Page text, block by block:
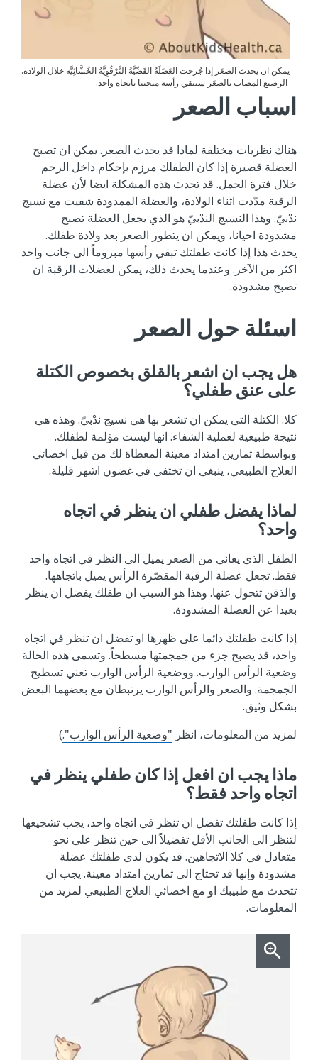
يمكن ان يحدث الصعَر إذا جُرحت العَضَلَةُ القَصِّيَّةُ التَّرْقُوِيَّةُ الخُشَّائِيَّة خلال الولادة.
الرضيع المصاب بالصعَر سيبقي رأسه منحنيا باتجاه واحد.
اسباب الصعر
هناك نظريات مختلفة لماذا قد يحدث الصعر. يمكن ان تصبح
العضلة قصيرة إذا كان الطفلك مرزم بإحكام داخل الرحم
خلال فترة الحمل. قد تحدث هذه المشكلة ايضا لأن عضلة
الرقبة مدّدت اثناء الولادة، والعضلة الممدودة شفيت مع نسيج
ندْبيّ. وهذا النسيج الندْبيّ هو الذي يجعل العضلة تصبح
مشدودة احيانا، ويمكن ان يتطور الصعر بعد ولادة طفلك.
يحدث هذا إذا كانت طفلتك تبقي رأسها مبروماً الى جانب واحد
اكثر من الآخر. وعندما يحدث ذلك، يمكن لعضلات الرقبة ان
تصبح مشدودة.
اسئلة حول الصعر
هل يجب ان اشعر بالقلق بخصوص الكتلة
على عنق طفلي؟
كلا. الكتلة التي يمكن ان تشعر بها هي نسيج ندْبيّ. وهذه هي
نتيجة طبيعية لعملية الشفاء. انها ليست مؤلمة لطفلك.
وبواسطة تمارين امتداد معينة المعطاة لك من قبل اخصائي
العلاج الطبيعي، ينبغي ان تختفي في غضون اشهر قليلة.
لماذا يفضل طفلي ان ينظر في اتجاه
واحد؟
الطفل الذي يعاني من الصعر يميل الى النظر في اتجاه واحد
فقط. تجعل عضلة الرقبة المقصّرة الرأس يميل باتجاهها.
والذقن تتحول عنها. وهذا هو السبب ان طفلك يفضل ان ينظر
بعيدا عن العضلة المشدودة.
إذا كانت طفلتك دائما على ظهرها او تفضل ان تنظر في اتجاه
واحد، قد يصبح جزء من جمجمتها مسطحاً. وتسمى هذه الحالة
وضعية الرأس الوارب. ووضعية الرأس الوارب تعني تسطيح
الجمجمة. والصعر والرأس الوارب يرتبطان مع بعضهما البعض
بشكل وثيق.
لمزيد من المعلومات، انظر "وضعية الرأس الوارب".)
ماذا يجب ان افعل إذا كان طفلي ينظر في
اتجاه واحد فقط؟
إذا كانت طفلتك تفضل ان تنظر في اتجاه واحد، يجب تشجيعها
لتنظر الى الجانب الأقل تفضيلاً الى حين تنظر على نحو
متعادل في كلا الاتجاهين. قد يكون لدى طفلتك عضلة
مشدودة وإنها قد تحتاج الى تمارين امتداد معينة. يجب ان
تتحدث مع طبيبك او مع اخصائي العلاج الطبيعي لمزيد من
المعلومات.